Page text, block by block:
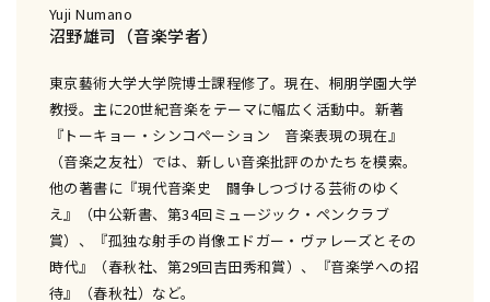
Yuji Numano
沼野雄司（音楽学者）
東京藝術大学大学院博士課程修了。現在、桐朋学園大学
教授。主に20世紀音楽をテーマに幅広く活動中。新著
『トーキョー・シンコペーション 音楽表現の現在』
（音楽之友社）では、新しい音楽批評のかたちを模索。
他の著書に『現代音楽史 闘争しつづける芸術のゆく
え』（中公新書、第34回ミュージック・ペンクラブ
賞）、『孤独な射手の肖像エドガー・ヴァレーズとその
時代』（春秋社、第29回吉田秀和賞）、『音楽学への招
待』（春秋社）など。